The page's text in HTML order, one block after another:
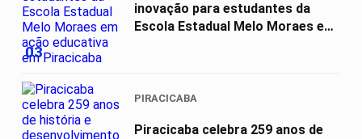
03
inovação para estudantes da
Escola Estadual Melo Moraes em
PIRACICABA
Piracicaba celebra 259 anos de